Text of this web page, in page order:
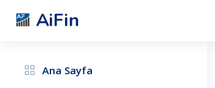
AiFin
Ana Sayfa